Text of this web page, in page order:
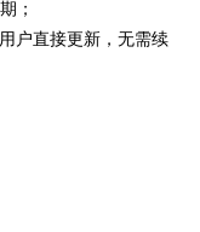
；
户直接更新，无需续